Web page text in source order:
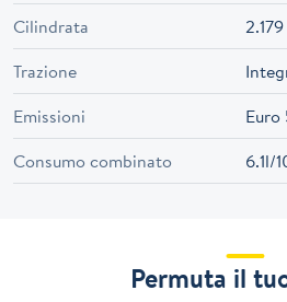
Cilindrata
Trazione
Emissioni
Euro
Consumo combinato
6.1l/
Permuta il